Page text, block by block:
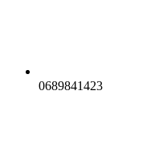
0689841423